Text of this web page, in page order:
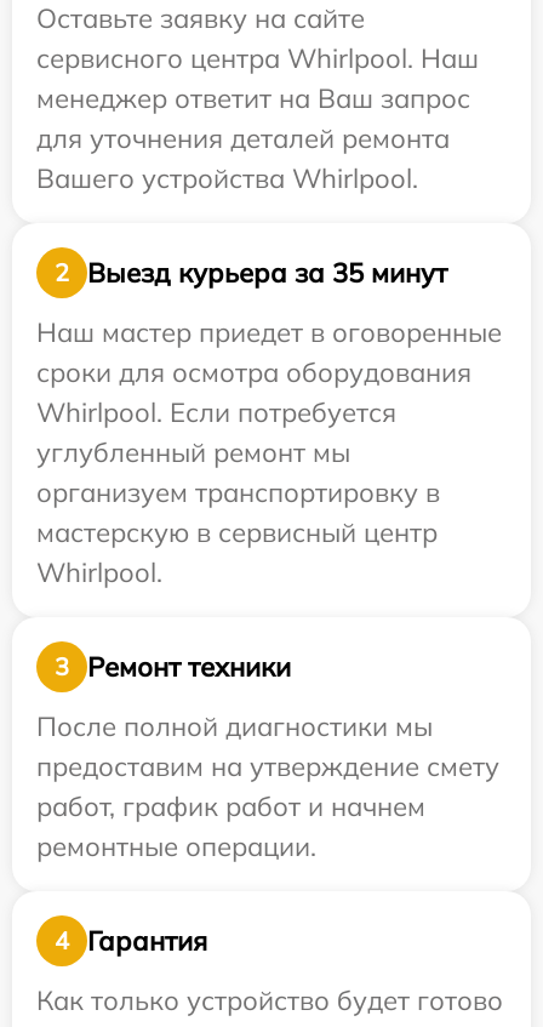
Оставьте заявку на сайте
сервисного центра Whirlpool. Наш
менеджер ответит на Ваш запрос
для уточнения деталей ремонта
Вашего устройства Whirlpool.
2
Выезд курьера за 35 минут
Наш мастер приедет в оговоренные
сроки для осмотра оборудования
Whirlpool. Если потребуется
углубленный ремонт мы
организуем транспортировку в
мастерскую в сервисный центр
Whirlpool.
3
Ремонт техники
После полной диагностики мы
предоставим на утверждение смету
работ, график работ и начнем
ремонтные операции.
4
Гарантия
Как только устройство будет готово